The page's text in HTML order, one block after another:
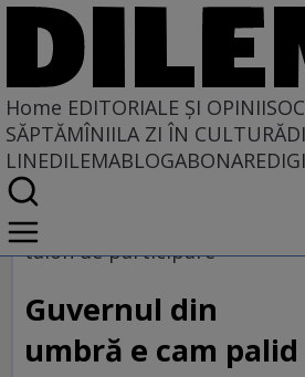
Home EDITORIALE ȘI OPINII
SĂPTĂMÎNIILA ZI ÎN CULTURĂ
LINEDILEMABLOGABONARE
Home
EDITORIALE ȘI OPINII
TÎLC SHOW
talon de participare
Guvernul din
umbră e cam palid